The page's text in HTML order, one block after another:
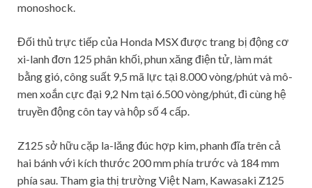
monoshock.
Đối thủ trực tiếp của Honda MSX được trang bị động cơ
xi-lanh đơn 125 phân khối, phun xăng điện tử, làm mát
bằng gió, công suất 9,5 mã lực tại 8.000 vòng/phút và mô-
men xoắn cực đại 9,2 Nm tại 6.500 vòng/phút, đi cùng hệ
truyền động côn tay và hộp số 4 cấp.
Z125 sở hữu cặp la-lăng đúc hợp kim, phanh đĩa trên cả
hai bánh với kích thước 200 mm phía trước và 184 mm
phía sau. Tham gia thị trường Việt Nam, Kawasaki Z125